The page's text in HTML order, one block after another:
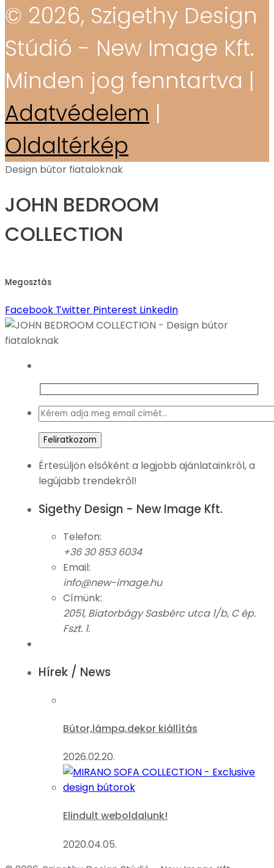
© 2026, Szigethy Design
Stúdió - New Image Kft.
Minden jog fenntartva |
Adatvédelem |
Oldaltérkép
Design bútor fiataloknak
JOHN BEDROOM
COLLECTION
Megosztás
Facebook Twitter Pinterest LinkedIn
Értesüljön elsőként a legjobb ajánlatainkról, a
legújabb trendekről!
Sigethy Design - New Image Kft.
Telefon:
+36 30 853 6034
Email:
info@new-image.hu
Címünk:
2051, Biatorbágy Sasbérc utca 1/b, C ép.
Fszt. 1.
Hírek / News
Bútor,lámpa,dekor kiállítás
2026.02.20.
Elindult weboldalunk!
2020.04.05.